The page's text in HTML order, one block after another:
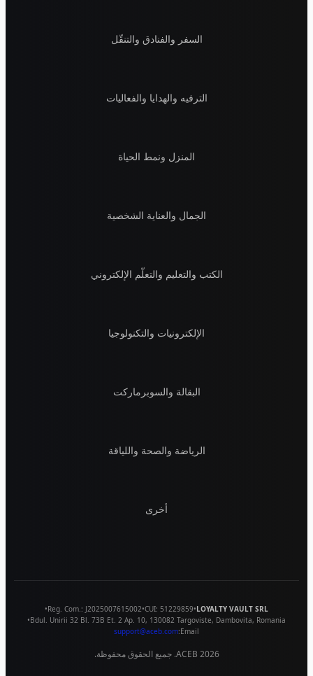
السفر والفنادق والتنقّل
الترفيه والهدايا والفعاليات
المنزل ونمط الحياة
الجمال والعناية الشخصية
الكتب والتعليم والتعلّم الإلكتروني
الإلكترونيات والتكنولوجيا
البقالة والسوبرماركت
الرياضة والصحة واللياقة
أخرى
LOYALTY VAULT SRL
•
CUI:51229859
•
Reg. Com.:J2025007615002
Bdul. Unirii 32 Bl. 73B Et. 2 Ap. 10,130082 Targoviste,Dambovita,Romania
•
Email:
support@aceb.com
2026ACEB. جميع الحقوق محفوظة.